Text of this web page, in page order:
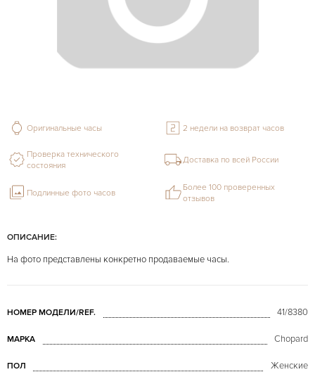
ОПИСАНИЕ:
На фото представлены конкретно продаваемые часы.
НОМЕР МОДЕЛИ/REF. 41/8380
МАРКА Chopard
ПОЛ Женские
Оригинальные часы 2 недели на возврат часов
Проверка технического
состояния
Доставка по всей России
Подлинные фото часов
Более 100 проверенных
отзывов